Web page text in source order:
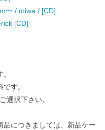
〜 / miwa / [CD]
[CD]
す。
選択下さい。
につきましては、新品ケー